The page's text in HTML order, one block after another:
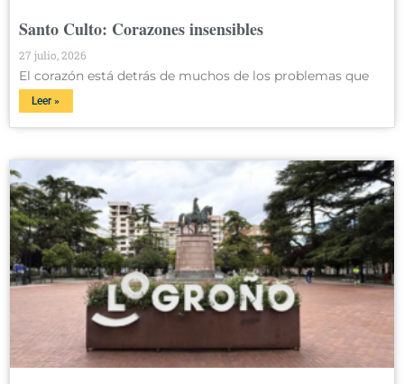
Santo Culto: Corazones insensibles
27 julio, 2026
El corazón está detrás de muchos de los problemas que
Leer »